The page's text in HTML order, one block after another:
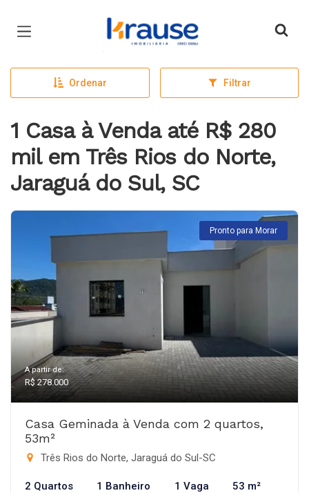
Página inicial
Ordenar Filtrar
1 Casa à Venda até R$ 280
mil em Três Rios do Norte,
Jaraguá do Sul, SC
Pronto para Morar
A partir de:
R$ 278.000
Casa Geminada à Venda com 2 quartos,
53m²
Três Rios do Norte, Jaraguá do Sul-SC
2 Quartos 1 Banheiro 1 Vaga 53 m²